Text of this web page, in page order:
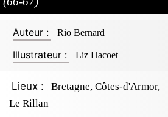
Auteur : Rio Bernard
Illustrateur : Liz Hacoet
Lieux :
Bretagne, Côtes-d'Armor,
Le Rillan